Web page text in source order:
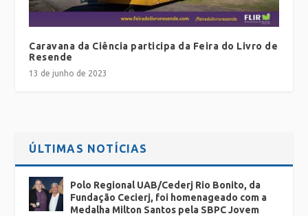
Caravana da Ciência participa da Feira do Livro de
Resende
13 de junho de 2023
ÚLTIMAS NOTÍCIAS
Polo Regional UAB/Cederj Rio Bonito, da
Fundação Cecierj, foi homenageado com a
Medalha Milton Santos pela SBPC Jovem